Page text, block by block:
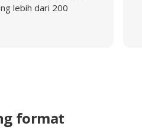
lebih dari 200
format